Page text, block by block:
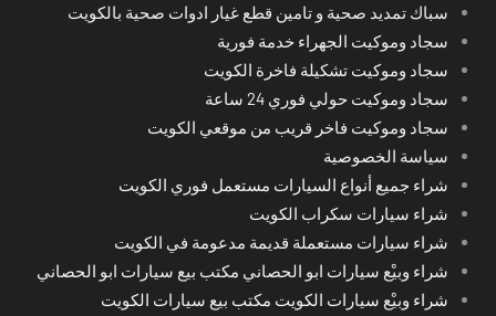
سباك تمديد صحية و تامين قطع غيار ادوات صحية بالكويت
سجاد وموكيت الجهراء خدمة فورية
سجاد وموكيت تشكيلة فاخرة الكويت
سجاد وموكيت حولي فوري 24 ساعة
سجاد وموكيت فاخر قريب من موقعي الكويت
سياسة الخصوصية
شراء جميع أنواع السيارات مستعمل فوري الكويت
شراء سيارات سكراب الكويت
شراء سيارات مستعملة قديمة مدعومة في الكويت
شراء وبيْع سيارات ابو الحصاني مكتب بيع سيارات ابو الحصاني
شراء وبيْع سيارات الكويت مكتب بيع سيارات الكويت